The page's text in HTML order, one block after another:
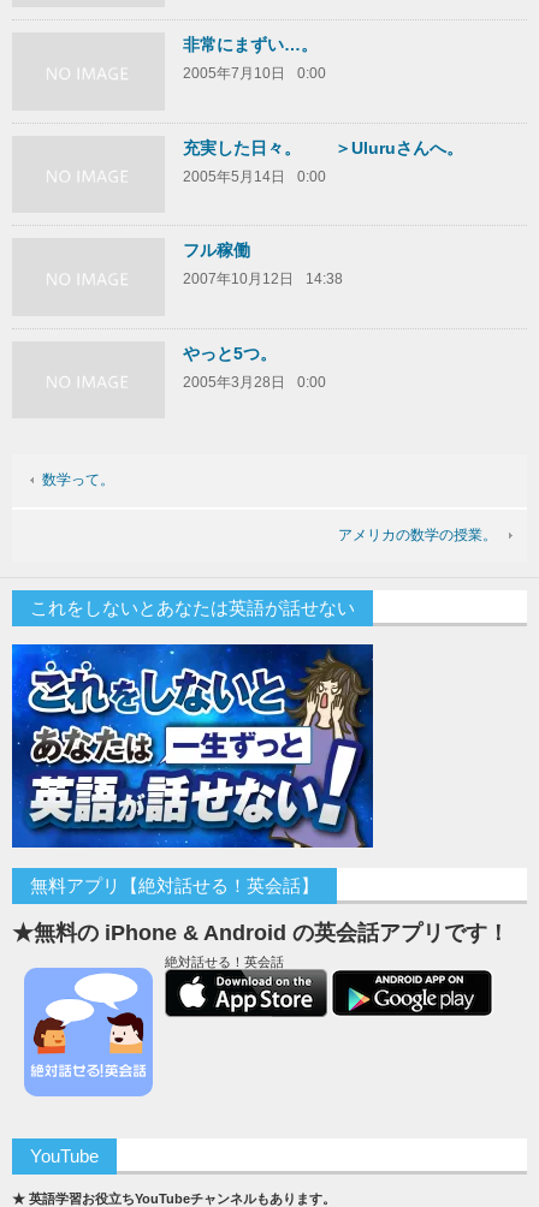
非常にまずい…。
2005年7月10日 0:00
充実した日々。 ＞Uluruさんへ。
2005年5月14日 0:00
フル稼働
2007年10月12日 14:38
やっと5つ。
2005年3月28日 0:00
数学って。
アメリカの数学の授業。
これをしないとあなたは英語が話せない
無料アプリ【絶対話せる！英会話】
★無料の iPhone & Android の英会話アプリです！
絶対話せる！英会話
YouTube
★ 英語学習お役立ちYouTubeチャンネルもあります。